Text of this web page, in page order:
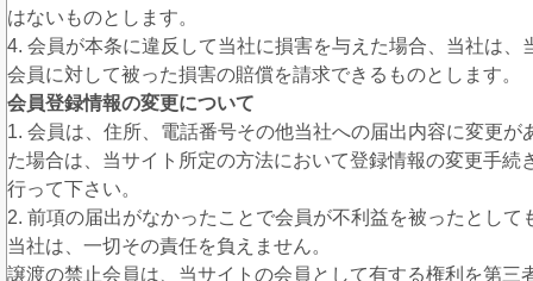
はないものとします。
4. 会員が本条に違反して当社に損害を与えた場合、当社は、
会員に対して被った損害の賠償を請求できるものとします。
会員登録情報の変更について
1. 会員は、住所、電話番号その他当社への届出内容に変更が
た場合は、当サイト所定の方法において登録情報の変更手続
行って下さい。
2. 前項の届出がなかったことで会員が不利益を被ったとして
当社は、一切その責任を負えません。
譲渡の禁止会員は、当サイトの会員として有する権利を第三